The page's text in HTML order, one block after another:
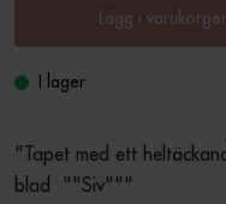
Lägg i
I lager
"Tapet med ett
blad  ""Siv"""